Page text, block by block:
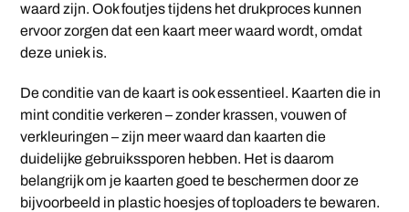
waard zijn. Ook foutjes tijdens het drukproces kunnen
ervoor zorgen dat een kaart meer waard wordt, omdat
deze uniek is.
De conditie van de kaart is ook essentieel. Kaarten die in
mint conditie verkeren – zonder krassen, vouwen of
verkleuringen – zijn meer waard dan kaarten die
duidelijke gebruikssporen hebben. Het is daarom
belangrijk om je kaarten goed te beschermen door ze
bijvoorbeeld in plastic hoesjes of toploaders te bewaren.